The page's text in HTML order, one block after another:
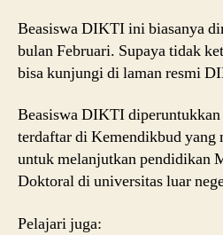
Beasiswa DIKTI ini biasanya
bulan Februari. Supaya tidak
bisa kunjungi di laman resmi
Beasiswa DIKTI diperuntukkan
terdaftar di Kemendikbud
untuk melanjutkan pendidikan
Doktoral di universitas luar
Pelajari juga: